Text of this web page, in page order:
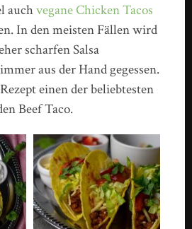
auchvegane Chicken Tacos
In den meisten Fällen wird
scharfen Salsa
aus der Hand gegessen.
einen der beliebtesten
Beef Taco.